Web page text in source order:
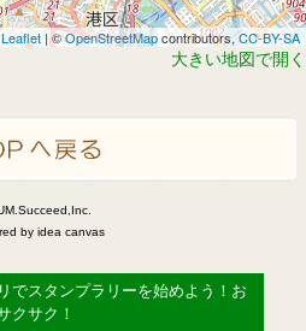
Leaflet | ©OpenStreetMapcontributors,CC-BY-SA
大きい地図で開く
by idea canvas
でスタンプラリーを始めよう！お
クサク！